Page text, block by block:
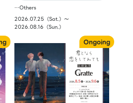
…Others
2026.07.25（Sat.）〜
2026.08.16（Sun.）